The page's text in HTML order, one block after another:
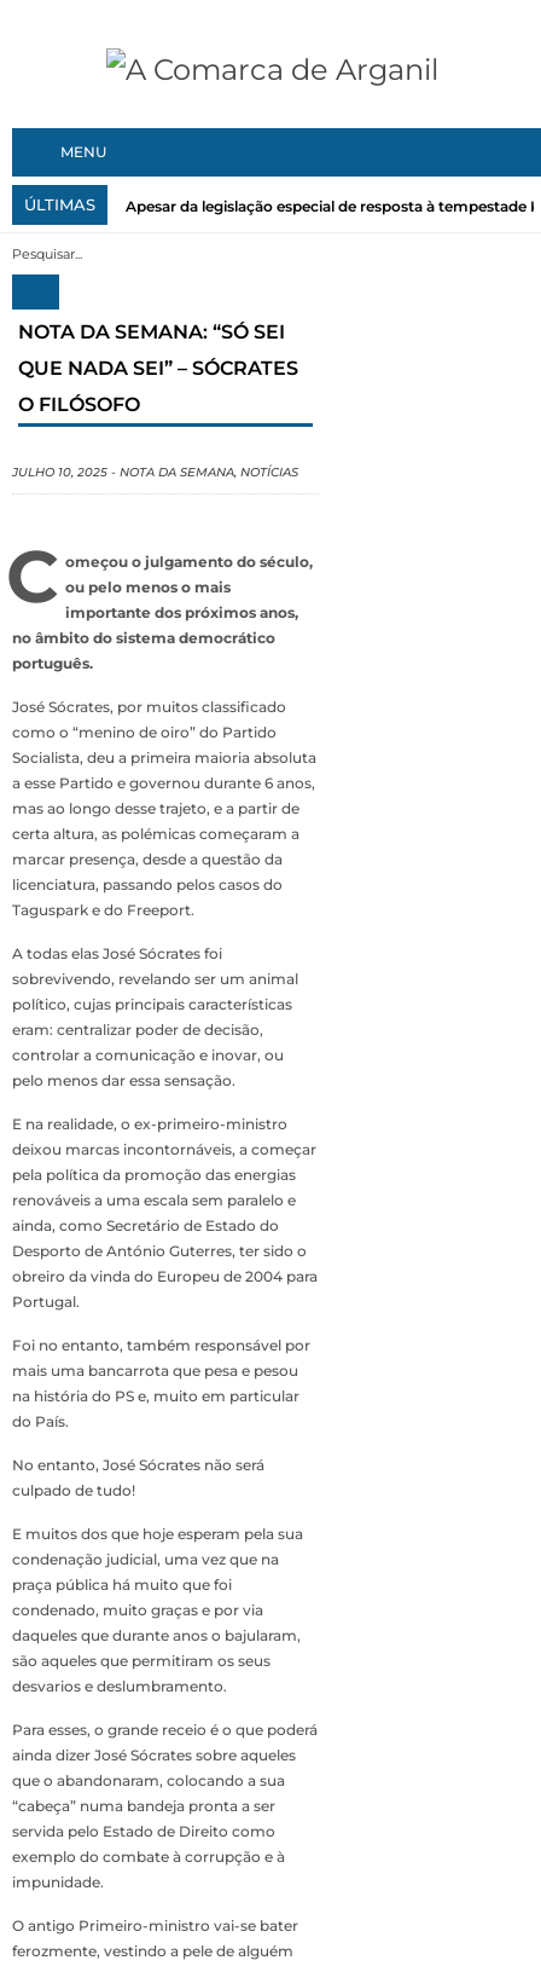
MENU
ÚLTIMAS Apesar da legislação especial de resposta à tempestade
NOTA DA SEMANA: “SÓ SEI
QUE NADA SEI” – SÓCRATES
O FILÓSOFO
JULHO 10, 2025 - NOTA DA SEMANA, NOTÍCIAS
C omeçou o julgamento do século,
ou pelo menos o mais
importante dos próximos anos,
no âmbito do sistema democrático
português.
José Sócrates, por muitos classificado
como o “menino de oiro” do Partido
Socialista, deu a primeira maioria absoluta
a esse Partido e governou durante 6 anos,
mas ao longo desse trajeto, e a partir de
certa altura, as polémicas começaram a
marcar presença, desde a questão da
licenciatura, passando pelos casos do
Taguspark e do Freeport.
A todas elas José Sócrates foi
sobrevivendo, revelando ser um animal
político, cujas principais características
eram: centralizar poder de decisão,
controlar a comunicação e inovar, ou
pelo menos dar essa sensação.
E na realidade, o ex-primeiro-ministro
deixou marcas incontornáveis, a começar
pela política da promoção das energias
renováveis a uma escala sem paralelo e
ainda, como Secretário de Estado do
Desporto de António Guterres, ter sido o
obreiro da vinda do Europeu de 2004 para
Portugal.
Foi no entanto, também responsável por
mais uma bancarrota que pesa e pesou
na história do PS e, muito em particular
do País.
No entanto, José Sócrates não será
culpado de tudo!
E muitos dos que hoje esperam pela sua
condenação judicial, uma vez que na
praça pública há muito que foi
condenado, muito graças e por via
daqueles que durante anos o bajularam,
são aqueles que permitiram os seus
desvarios e deslumbramento.
Para esses, o grande receio é o que poderá
ainda dizer José Sócrates sobre aqueles
que o abandonaram, colocando a sua
“cabeça” numa bandeja pronta a ser
servida pelo Estado de Direito como
exemplo do combate à corrupção e à
impunidade.
O antigo Primeiro-ministro vai-se bater
ferozmente, vestindo a pele de alguém